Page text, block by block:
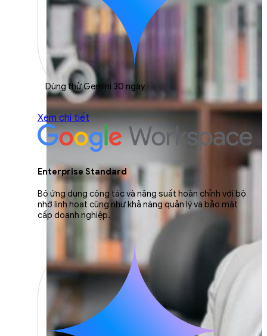
Dùng thử Gemini 30 ngày
Xem chi tiết
Enterprise Standard
Bộ ứng dụng cộng tác và năng suất hoàn chỉnh với bộ
nhớ linh hoạt cũng như khả năng quản lý và bảo mật
cấp doanh nghiệp.